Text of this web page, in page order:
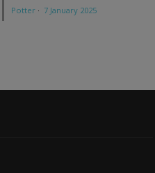
Potter · 7 January 2025